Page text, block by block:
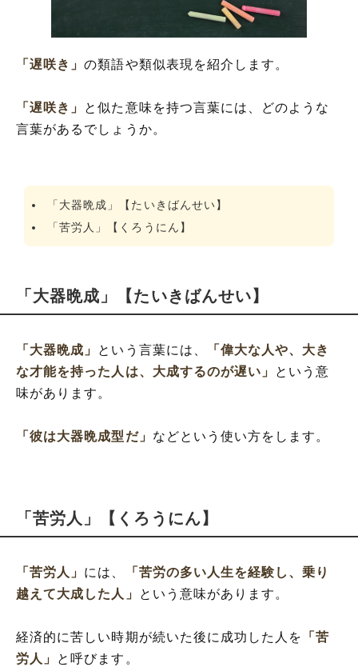
「遅咲き」の類語や類似表現を紹介します。
「遅咲き」 と似た意味を持つ言葉には、どのような
言葉があるでしょうか。
「大器晩成」【たいきばんせい】
「苦労人」【くろうにん】
「大器晩成」【たいきばんせい】
「大器晩成」 という言葉には、
「偉大な人や、大き
な才能を持った人は、大成するのが遅い」
という意
味があります。
「彼は大器晩成型だ」 などという使い方をします。
「苦労人」【くろうにん】
「苦労人」 には、
「苦労の多い人生を経験し、乗り
越えて大成した人」
という意味があります。
経済的に苦しい時期が続いた後に成功した人を
「苦
労人」
と呼びます。